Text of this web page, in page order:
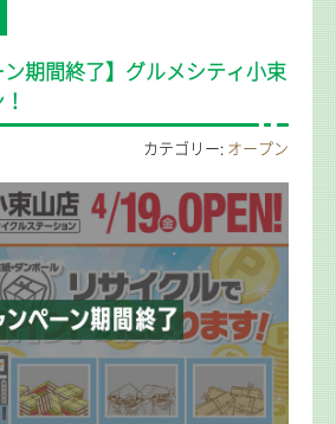
ン期間終了】グルメシティ小束
カテゴリー: オープン